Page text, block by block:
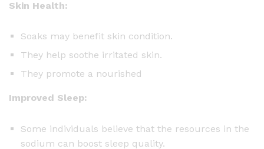
Skin Health:
Soaks may benefit skin condition.
They help soothe irritated skin.
They promote a nourished
Improved Sleep:
Some individuals believe that the resources in the
sodium can boost sleep quality.